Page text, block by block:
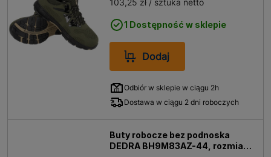
103,25 zł / sztuka netto
1 Dostępność w sklepie
Dodaj
Odbiór w sklepie w ciągu 2h
Dostawa w ciągu 2 dni roboczych
Buty robocze bez podnoska
DEDRA BH9M83AZ-44, rozmiar